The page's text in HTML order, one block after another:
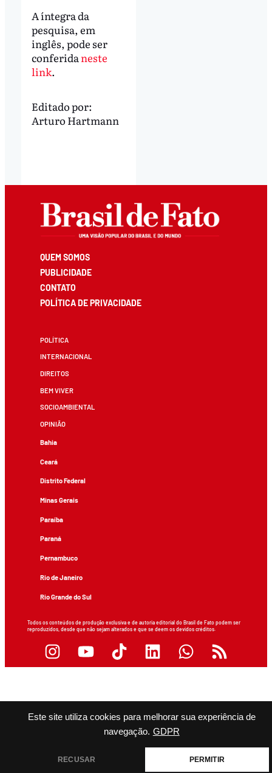
Este site utiliza cookies para melhorar sua experiência de
navegação. GDPR
RECUSAR PERMITIR
A íntegra da
pesquisa, em
inglês, pode ser
conferidaneste
link.
Editado por:
Arturo Hartmann
QUEM SOMOS
PUBLICIDADE
CONTATO
POLÍTICA DE PRIVACIDADE
POLÍTICA
INTERNACIONAL
DIREITOS
BEM VIVER
SOCIOAMBIENTAL
OPINIÃO
Bahia
Ceará
Distrito Federal
Minas Gerais
Paraíba
Paraná
Pernambuco
Rio de Janeiro
Rio Grande do Sul
Todos os conteúdos de produção exclusiva e de autoria editorial do Brasil de Fato podem ser
reproduzidos, desde que não sejam alterados e que se deem os devidos créditos.